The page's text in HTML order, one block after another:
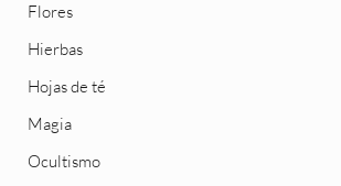
Flores
Hierbas
Hojas de té
Magia
Ocultismo